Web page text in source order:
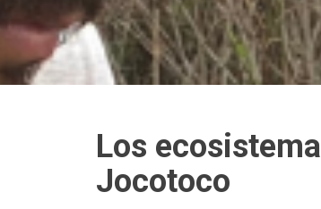
Los
Jocotoco